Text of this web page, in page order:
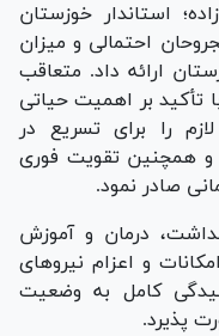
استاندار خوزستان
احتمالی و میزان
ارائه داد. متعاقب
تأکید بر اهمیت حیاتی
را برای تسریع در
و همچنین تقویت فوری
صادر نمود.
درمان و آموزش
و اعزام نیرو‌های
کامل به وضعیت
پذیرد.